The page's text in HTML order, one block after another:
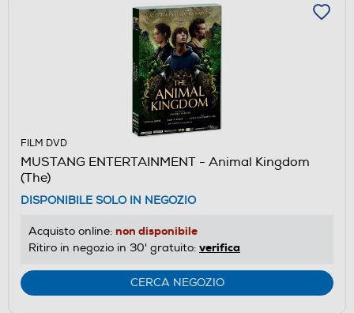
FILM DVD
MUSTANG ENTERTAINMENT - Animal Kingdom
(The)
DISPONIBILE SOLO IN NEGOZIO
Acquisto online: non disponibile
Ritiro in negozio in 30' gratuito: verifica
CERCA NEGOZIO